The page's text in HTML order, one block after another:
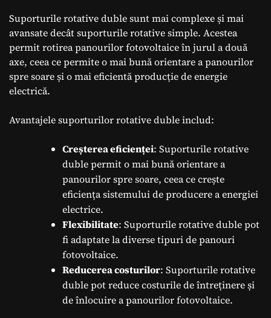
Suporturile rotative duble sunt mai complexe și mai
avansate decât suporturile rotative simple. Acestea
permit rotirea panourilor fotovoltaice în jurul a două
axe, ceea ce permite o mai bună orientare a panourilor
spre soare și o mai eficientă producție de energie
electrică.
Avantajele suporturilor rotative duble includ:
Creșterea eficienței: Suporturile rotative
duble permit o mai bună orientare a
panourilor spre soare, ceea ce crește
eficiența sistemului de producere a energiei
electrice.
Flexibilitate: Suporturile rotative duble pot
fi adaptate la diverse tipuri de panouri
fotovoltaice.
Reducerea costurilor: Suporturile rotative
duble pot reduce costurile de întreținere și
de înlocuire a panourilor fotovoltaice.